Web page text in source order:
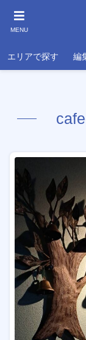
MENU
エリアで探す 編